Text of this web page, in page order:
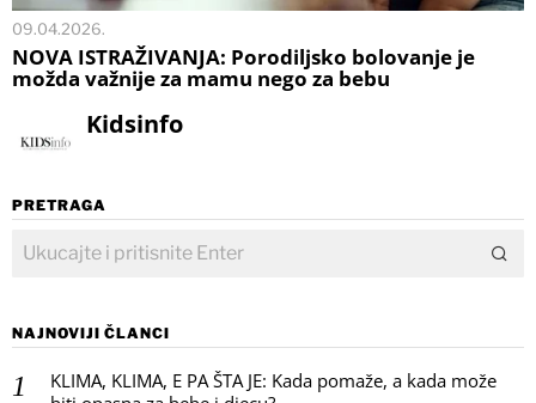
09.04.2026.
NOVA ISTRAŽIVANJA: Porodiljsko bolovanje je
možda važnije za mamu nego za bebu
Kidsinfo
PRETRAGA
NAJNOVIJI ČLANCI
KLIMA, KLIMA, E PA ŠTA JE: Kada pomaže, a kada može